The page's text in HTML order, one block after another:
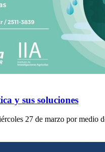
y sus soluciones
27 de marzo por medio